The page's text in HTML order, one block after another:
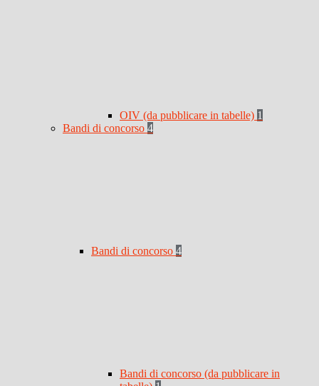
OIV (da pubblicare in tabelle) 1
Bandi di concorso 4
Bandi di concorso 4
Bandi di concorso (da pubblicare in